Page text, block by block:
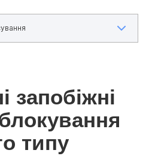
запобіжні
типу